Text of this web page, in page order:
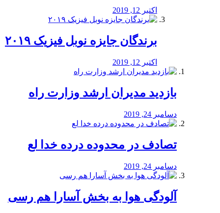
اکتبر 12, 2019
برندگان جایزه نوبل فیزیک ۲۰۱۹
اکتبر 12, 2019
بازدید مدیران ارشد وزارت راه
دسامبر 24, 2019
تصادف در محدوده درده خدا لع
دسامبر 24, 2019
آلودگی هوا به بخش آسارا هم رسی